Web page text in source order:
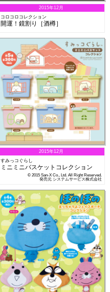
2015年12月
コロコロコレクション
開運！鏡割り［酒樽］
2015年12月
すみっコぐらし
ミニミニバスケットコレクション
© 2015 San-X Co., Ltd. All Right Reserved.
発売元 システムサービス株式会社